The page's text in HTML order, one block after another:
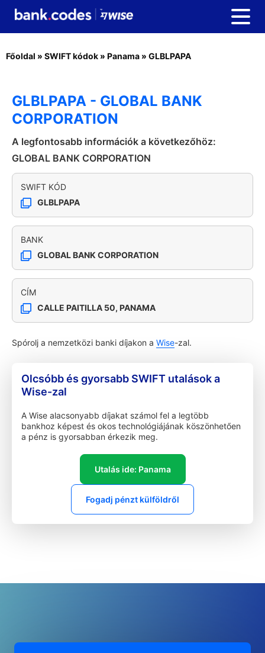
Főoldal » SWIFT kódok » Panama » GLBLPAPA
GLBLPAPA - GLOBAL BANK
CORPORATION
A legfontosabb információk a következőhöz:
GLOBAL BANK CORPORATION
SWIFT KÓD
GLBLPAPA
BANK
GLOBAL BANK CORPORATION
CÍM
CALLE PAITILLA 50, PANAMA
Spórolj a nemzetközi banki díjakon a Wise-zal.
Olcsóbb és gyorsabb SWIFT utalások a
Wise-zal
A Wise alacsonyabb díjakat számol fel a legtöbb
bankhoz képest és okos technológiájának köszönhetően
a pénz is gyorsabban érkezik meg.
Utalás ide: Panama
Fogadj pénzt külföldről